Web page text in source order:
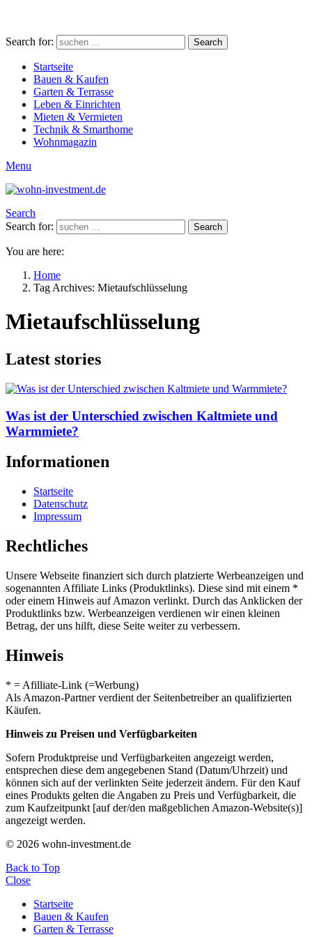
Search for: Search
Startseite
Bauen & Kaufen
Garten & Terrasse
Leben & Einrichten
Mieten & Vermieten
Technik & Smarthome
Wohnmagazin
Menu
Search
Search for:
Search
You are here:
Home
Tag Archives: Mietaufschlüsselung
Mietaufschlüsselung
Latest stories
Was ist der Unterschied zwischen Kaltmiete und
Warmmiete?
Informationen
Startseite
Datenschutz
Impressum
Rechtliches
Unsere Webseite finanziert sich durch platzierte Werbeanzeigen und
sogenannten Affiliate Links (Produktlinks). Diese sind mit einem *
oder einem Hinweis auf Amazon verlinkt. Durch das Anklicken der
Produktlinks bzw. Werbeanzeigen verdienen wir einen kleinen
Betrag, der uns hilft, diese Seite weiter zu verbessern.
Hinweis
* = Afilliate-Link (=Werbung)
Als Amazon-Partner verdient der Seitenbetreiber an qualifizierten
Käufen.
Hinweis zu Preisen und Verfügbarkeiten
Sofern Produktpreise und Verfügbarkeiten angezeigt werden,
entsprechen diese dem angegebenen Stand (Datum/Uhrzeit) und
können sich auf der verlinkten Seite jederzeit ändern. Für den Kauf
eines Produkts gelten die Angaben zu Preis und Verfügbarkeit, die
zum Kaufzeitpunkt [auf der/den maßgeblichen Amazon-Website(s)]
angezeigt werden.
© 2026 wohn-investment.de
Back to Top
Close
Startseite
Bauen & Kaufen
Garten & Terrasse